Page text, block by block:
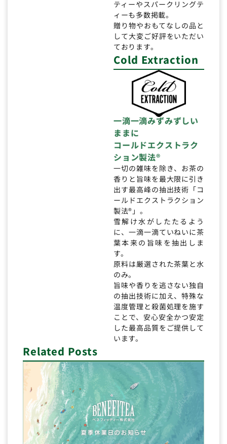
ティーやスパークリングテ
ィーも多数掲載。
贈り物やおもてなしの品と
して大変ご好評をいただい
ております。
Cold Extraction
一滴一滴みずみずしい
ままに
コールドエクストラク
ション製法®
一切の雑味を除き、お茶の
香りと旨味を最大限に引き
出す最高峰の抽出技術「コ
ールドエクストラクション
製法®」。
雪解け水がしたたるよう
に、一滴一滴ていねいに茶
葉本来の旨味を抽出しま
す。
原料は厳選された茶葉と水
のみ。
旨味や香りを逃さない独自
の抽出技術に加え、特殊な
温度管理と殺菌処理を施す
ことで、安心安全かつ安定
した最高品質をご提供して
います。
Related Posts